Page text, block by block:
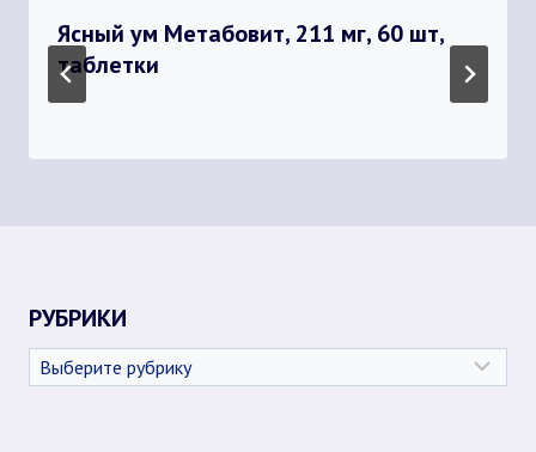
Ясный ум Метабовит, 211 мг, 60 шт,
таблетки
РУБРИКИ
Рубрики